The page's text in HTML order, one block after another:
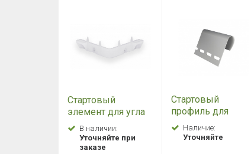
Стартовый
элемент для угла
фасадной панели
Grand Line (Гранд
Лайн)
В наличии:
Уточняйте при
заказе
Стартовый
профиль для
Фасадных панелей
Grand Line 3.0
Наличие:
Уточняйте